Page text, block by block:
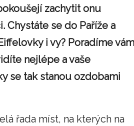
zachytit onu
Chystáte se do Paříže a
i vy? Poradíme vám
nejlépe a vaše
se tak stanou ozdobami
řada míst, na kterých na